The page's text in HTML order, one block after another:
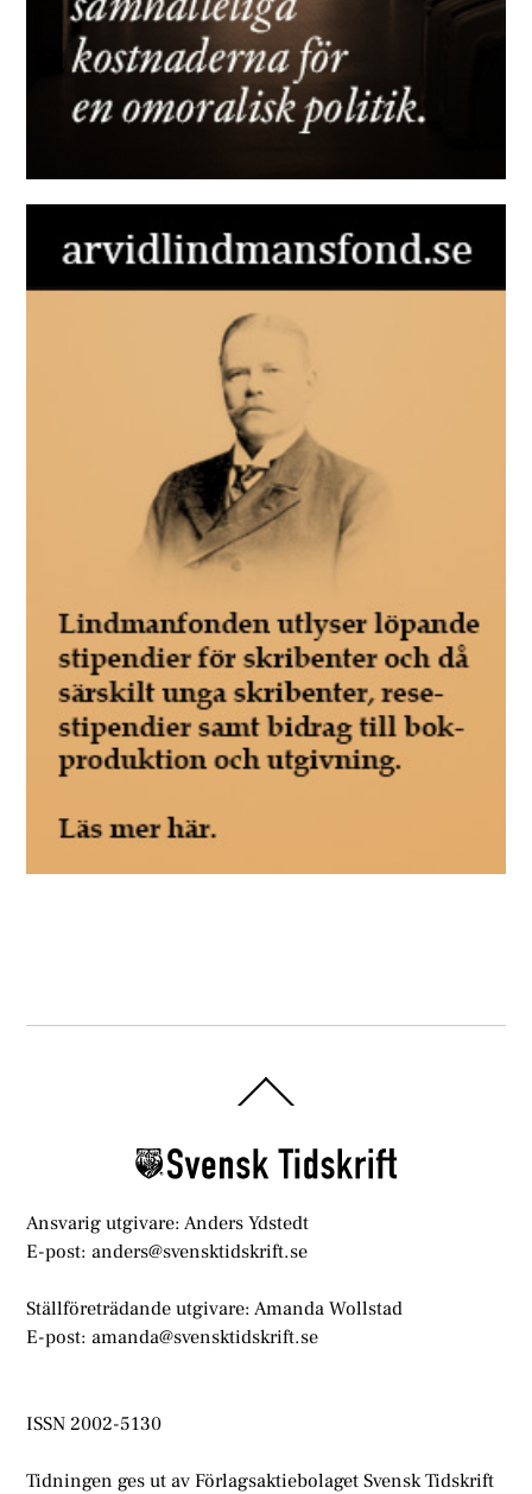
To
Ansvarig utgivare: Anders Ydstedt
E-post: anders@svensktidskrift.se
Ställföreträdande utgivare: Amanda Wollstad
E-post: amanda@svensktidskrift.se
ISSN 2002-5130
Tidningen ges ut av Förlagsaktiebolaget Svensk Tidskrift